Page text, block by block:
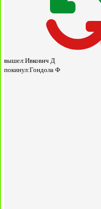
вышел:Ивкович Д
покинул:Гондола Ф